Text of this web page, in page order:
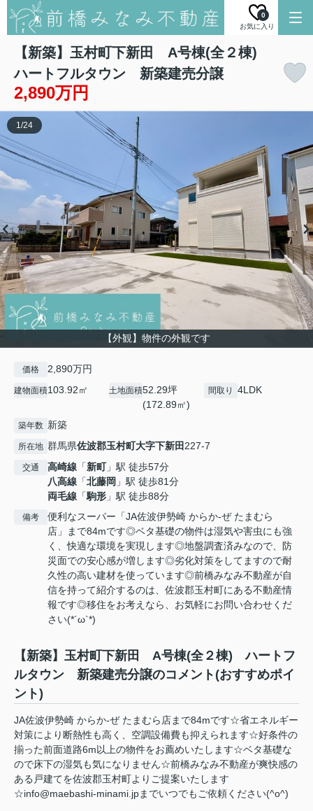
お気に入り
0
【新築】玉村町下新田 A号棟(全２棟)
ハートフルタウン 新築建売分譲
2,890万円
【外観】物件の外観です
1/24
価格 2,890万円
建物面積103.92㎡ 土地面積52.29坪
(172.89㎡)
間取り 4LDK
築年数 新築
所在地 群馬県佐波郡玉村町大字下新田227-7
交通 高崎線 「新町」駅 徒歩57分
八高線 「北藤岡 」駅 徒歩81分
両毛線 「駒形 」駅 徒歩88分
備考
便利なスーパー「JA佐波伊勢崎 からか-ぜ たまむら
店」まで84mです◎ベタ基礎の物件は湿気や害虫にも強
く、快適な環境を実現します◎地盤調査済みなので、防
災面での安心感が増します◎劣化対策をしてますので耐
久性の高い建材を使っています◎前橋みなみ不動産が自
信を持って紹介するのは、佐波郡玉村町にある不動産情
報です◎移住をお考えなら、お気軽にお問い合わせくだ
さい(*´ω`*)
【新築】玉村町下新田 A号棟(全２棟) ハートフ
ルタウン 新築建売分譲のコメント(おすすめポイ
ント)
JA佐波伊勢崎 からか-ぜ たまむら店まで84mです☆省エネルギー
対策により断熱性も高く、空調設備費も抑えられます☆好条件の
揃った前面道路6m以上の物件をお薦めいたします☆ベタ基礎な
ので床下の湿気も気になりません☆前橋みなみ不動産が爽快感の
ある戸建てを佐波郡玉村町よりご提案いたします
☆info@maebashi-minami.jpまでいつでもご依頼ください(^o^)